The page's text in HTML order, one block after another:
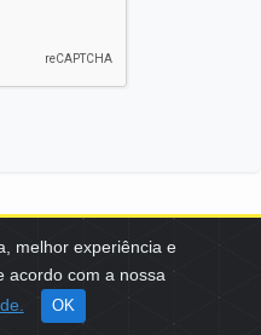
melhor experiência e
acordo com a nossa
OK
002 | BRASÍLIA (DF) | +55